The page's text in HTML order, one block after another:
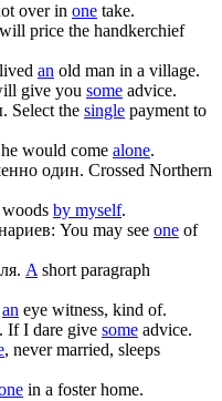
over in one take.
price the handkerchief
an old man in a village.
give you some advice.
Select the single payment to
would come alone.
один. Crossed Northern
by myself.
You may see one of
Ashort paragraph
an eye witness, kind of.
If I dare give some advice.
, never married, sleeps
in a foster home.